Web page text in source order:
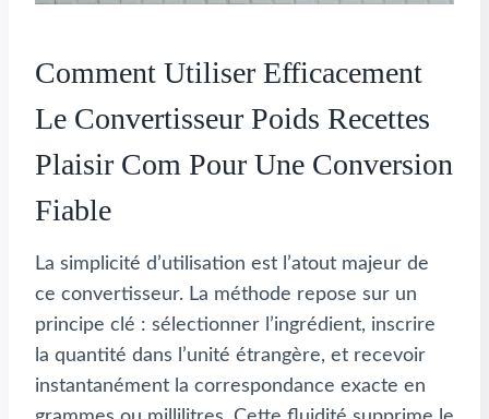
Comment Utiliser Efficacement
Le Convertisseur Poids Recettes
Plaisir Com Pour Une Conversion
Fiable
La simplicité d’utilisation est l’atout majeur de
ce convertisseur. La méthode repose sur un
principe clé : sélectionner l’ingrédient, inscrire
la quantité dans l’unité étrangère, et recevoir
instantanément la correspondance exacte en